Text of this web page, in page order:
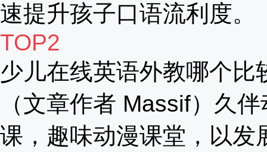
速提升孩子口语流利度。
TOP2
少儿在线英语外教哪个比
（文章作者 Massif）久
课，趣味动漫课堂，以发